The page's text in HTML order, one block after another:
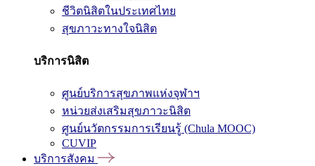
ชีวิตนิสิตในประเทศไทย
สุขภาวะทางใจนิสิต
บริการนิสิต
ศูนย์บริการสุขภาพแห่งจุฬาฯ
หน่วยส่งเสริมสุขภาวะนิสิต
ศูนย์นวัตกรรมการเรียนรู้ (Chula MOOC)
CUVIP
บริการสังคม